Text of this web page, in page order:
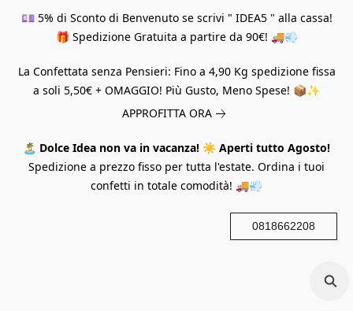
💷 5% di Sconto di Benvenuto se scrivi " IDEA5 " alla cassa!
🎁 Spedizione Gratuita a partire da 90€! 🚚💨
La Confettata senza Pensieri: Fino a 4,90 Kg spedizione fissa
a soli 5,50€ + OMAGGIO! Più Gusto, Meno Spese! 📦✨
APPROFITTA ORA
🏝️ Dolce Idea non va in vacanza! ☀️ Aperti tutto Agosto!
Spedizione a prezzo fisso per tutta l'estate. Ordina i tuoi
confetti in totale comodità! 🚚💨
0818662208